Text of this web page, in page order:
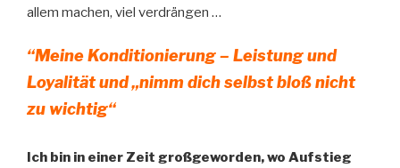
allem machen, viel verdrängen …
“Meine Konditionierung – Leistung und
Loyalität und „nimm dich selbst bloß nicht
zu wichtig“
Ich bin in einer Zeit großgeworden, wo Aufstieg